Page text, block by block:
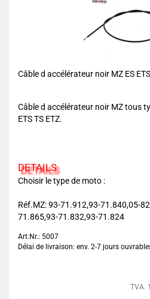
Câble d accélérateur noir MZ ES
Câble d accélérateur noir MZ tous
ETS TS ETZ.
DETAILS
Choisir le type de moto :
Réf.MZ: 93-71.912,93-71.840,05-
71.865,93-71.832,93-71.824
Art.Nr.: 5007
Délai de livraison: env. 2-7 jours
TVA.